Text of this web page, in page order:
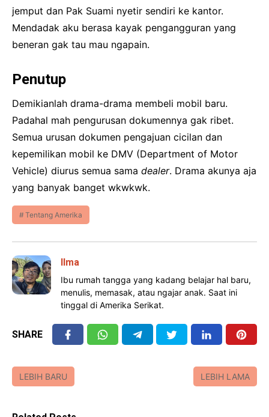
jemput dan Pak Suami nyetir sendiri ke kantor.
Mendadak aku berasa kayak pengangguran yang
beneran gak tau mau ngapain.
Penutup
Demikianlah drama-drama membeli mobil baru.
Padahal mah pengurusan dokumennya gak ribet.
Semua urusan dokumen pengajuan cicilan dan
kepemilikan mobil ke DMV (Department of Motor
Vehicle) diurus semua sama dealer. Drama akunya aja
yang banyak banget wkwkwk.
Tentang Amerika
Ilma
Ibu rumah tangga yang kadang belajar hal baru,
menulis, memasak, atau ngajar anak. Saat ini
tinggal di Amerika Serikat.
SHARE
LEBIH BARU LEBIH LAMA